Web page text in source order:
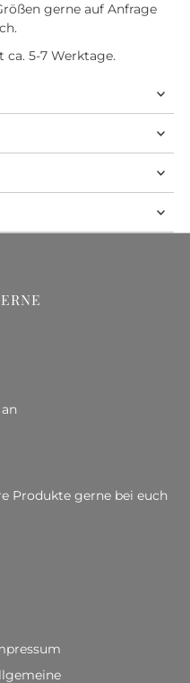
gerne auf Anfrage
5-7 Werktage.
Produkte gerne bei euch